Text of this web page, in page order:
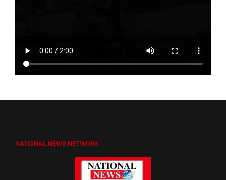
NATIONAL NEWS NETWORK